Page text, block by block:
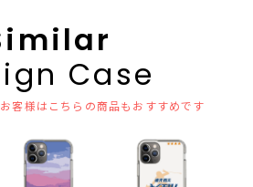
Case
客様はこちらの商品もおすすめです